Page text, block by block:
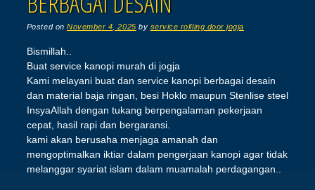
Posted onNovember 4, 2025 by service rollling door jogja
Bismillah..
Buat service kanopi murah di jogja
Kami melayani buat dan service kanopi berbagai desain
dan material baja ringan, besi Hoklo maupun Stenlise steel
InsyaAllah dengan tukang berpengalaman pekerjaan
cepat, hasil rapi dan bergaransi.
kami akan berusaha menjaga amanah dan
mengoptimalkan iktiar dalam pengerjaan kanopi agar tidak
melanggar syariat islam dalam muamalah perdagangan..